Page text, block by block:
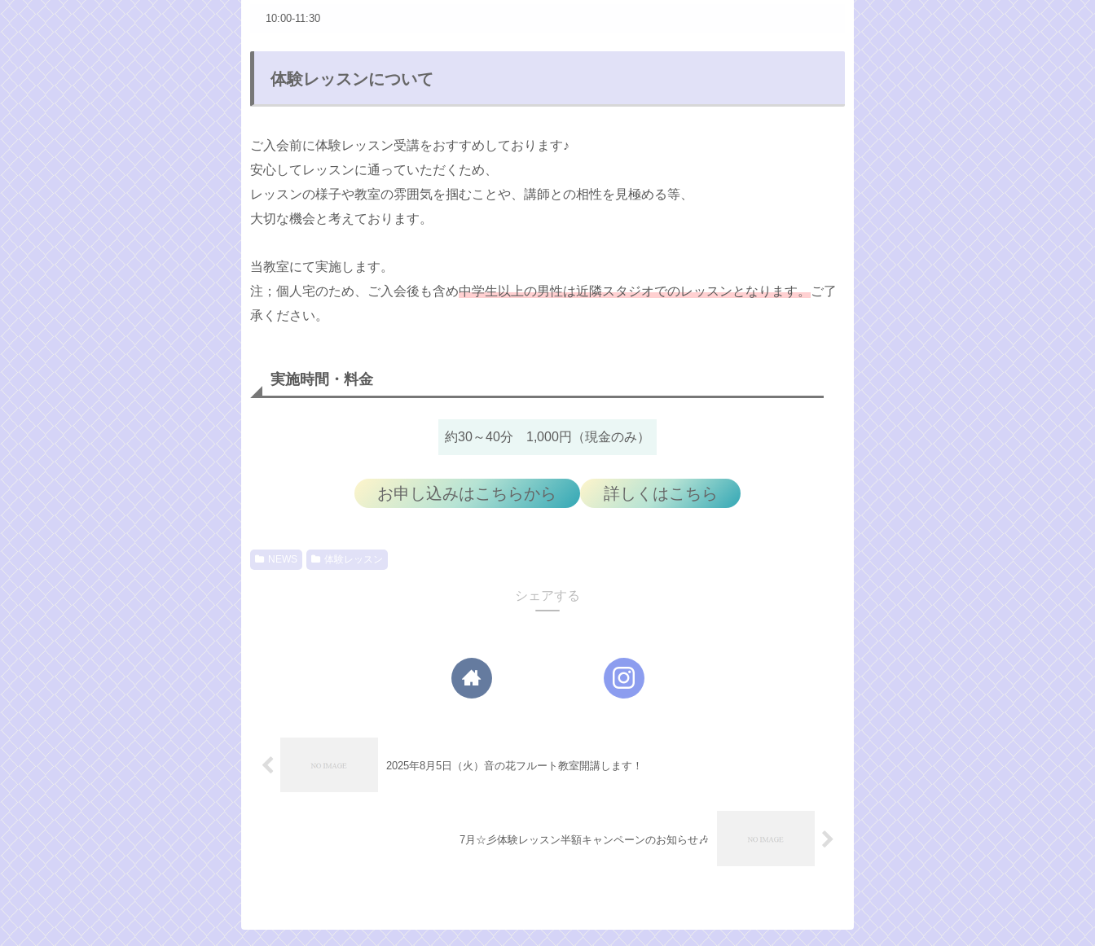
10:00-11:30
体験レッスンについて
ご入会前に体験レッスン受講をおすすめしております♪
安心してレッスンに通っていただくため、
レッスンの様子や教室の雰囲気を掴むことや、講師との相性を見極める等、
大切な機会と考えております。
当教室にて実施します。
注；個人宅のため、ご入会後も含め中学生以上の男性は近隣スタジオでのレッスンとなります。ご了
承ください。
実施時間・料金
約30～40分 1,000円（現金のみ）
お申し込みはこちらから 詳しくはこちら
NEWS 体験レッスン
シェアする
2025年8月5日（火）音の花フルート教室開講します！
7月☆彡体験レッスン半額キャンペーンのお知らせ🎶